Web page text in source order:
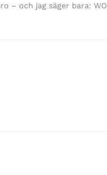
– och jag säger bara: